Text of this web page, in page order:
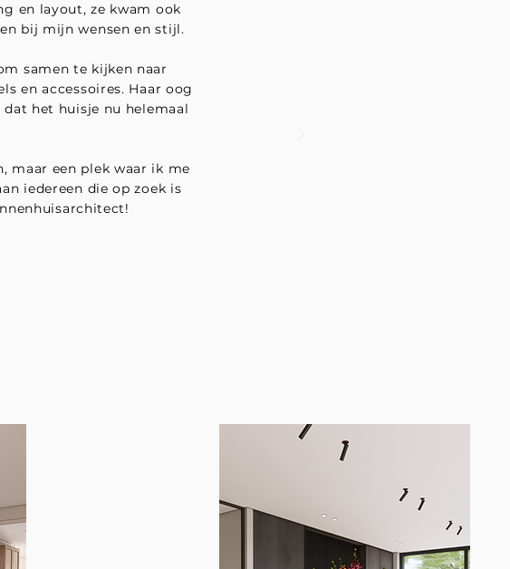
en layout, ze kwam ook
bij mijn wensen en stijl.
samen te kijken naar
en accessoires. Haar oog
het huisje nu helemaal
maar een plek waar ik me
iedereen die op zoek is